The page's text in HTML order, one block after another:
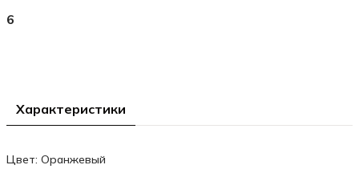
6
Характеристики
Цвет: Оранжевый